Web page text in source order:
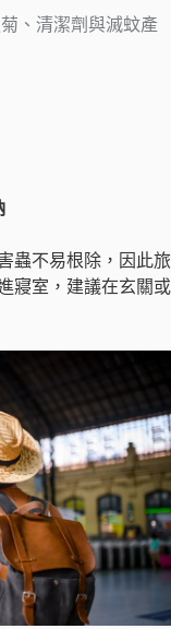
、清潔劑與滅蚊產
蟲不易根除，因此旅
寢室，建議在玄關或